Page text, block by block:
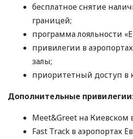
бесплатное снятие
границей;
программа лояльности
привилегии в
залы;
приоритетный доступ в
Дополнительные привилегии:
Meet&Greet на Киевском
Fast Track в аэропортах